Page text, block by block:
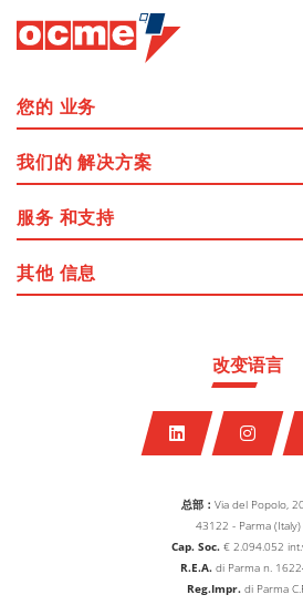
总部： Via del Popolo,
43122 - Parma (Italy)
Cap. Soc. € 2.094.052
R.E.A. di Parma n.
Reg.Impr. di Parma
改变语言
您的 业务
我们的 解决方案
服务 和支持
其他 信息